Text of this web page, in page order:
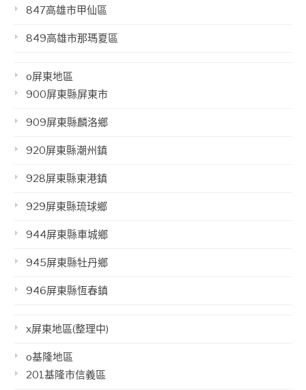
847高雄市甲仙區
849高雄市那瑪夏區
o屏東地區
900屏東縣屏東市
909屏東縣麟洛鄉
920屏東縣潮州鎮
928屏東縣東港鎮
929屏東縣琉球鄉
944屏東縣車城鄉
945屏東縣牡丹鄉
946屏東縣恆春鎮
x屏東地區(整理中)
o基隆地區
201基隆市信義區